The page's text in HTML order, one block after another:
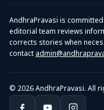
AndhraPravasi is
editorial team reviews
corrects stories when
contact
© 2026 AndhraPravasi. All